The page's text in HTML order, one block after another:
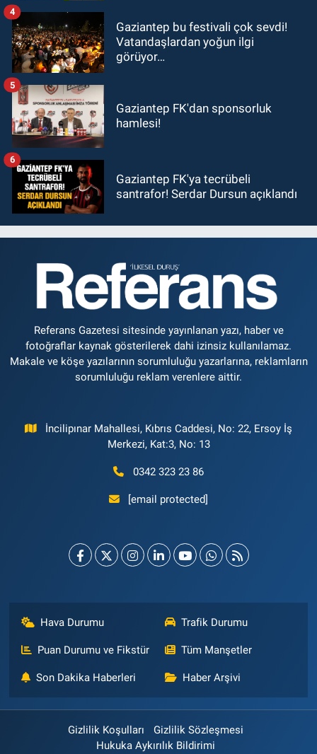
Gaziantep bu festivali çok sevdi!
Vatandaşlardan yoğun ilgi
görüyor…
4
Gaziantep FK'dan sponsorluk
hamlesi!
5
Gaziantep FK'ya tecrübeli
santrafor! Serdar Dursun açıklandı
6
Referans Gazetesi sitesinde yayınlanan yazı, haber ve
fotoğraflar kaynak gösterilerek dahi izinsiz kullanılamaz.
Makale ve köşe yazılarının sorumluluğu yazarlarına, reklamların
sorumluluğu reklam verenlere aittir.
İncilipınar Mahallesi, Kıbrıs Caddesi, No: 22, Ersoy İş
Merkezi, Kat:3, No: 13
0342 323 23 86
[email protected]
Hava Durumu Trafik Durumu
Puan Durumu ve Fikstür Tüm Manşetler
Son Dakika Haberleri Haber Arşivi
Gizlilik Koşulları
Gizlilik Sözleşmesi
Hukuka Aykırılık Bildirimi